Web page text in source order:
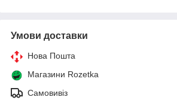
Умови доставки
Нова Пошта
Магазини Rozetka
Самовивіз